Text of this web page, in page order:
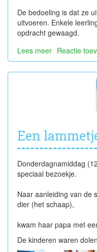
De bedoeling is dat ze
uitvoeren. Enkele
opdracht gewaagd.
Lees meer over
Creatieve
uitdagingen
Reactie
Een
Donderdagnamiddag
speciaal bezoekje.
Naar aanleiding van de
dier (het schaap),
kwam haar papa met
De kinderen waren